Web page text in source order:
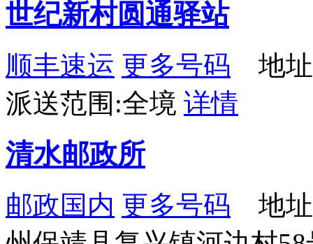
世纪新村圆通驿站
顺丰速运 更多号码 地址
派送范围:全境 详情
清水邮政所
邮政国内 更多号码 地址